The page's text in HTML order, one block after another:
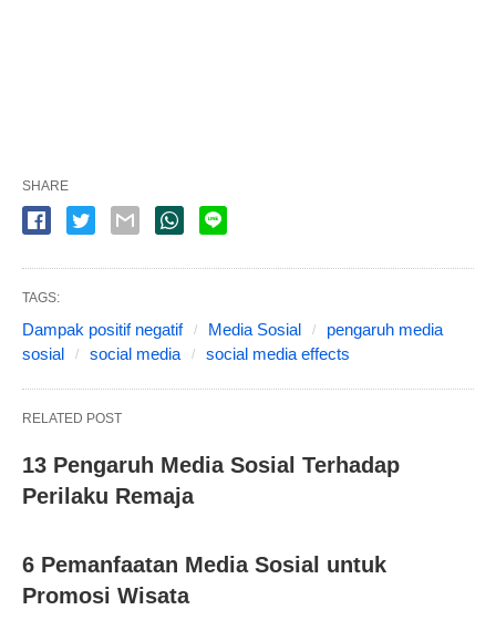
SHARE
TAGS:
Dampak positif negatif Media Sosial
pengaruh media
sosial
social media social media effects
RELATED POST
13 Pengaruh Media Sosial Terhadap
Perilaku Remaja
6 Pemanfaatan Media Sosial untuk
Promosi Wisata